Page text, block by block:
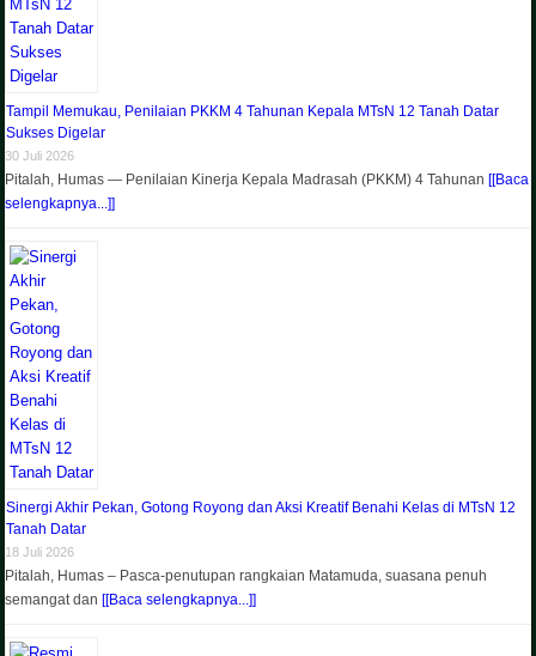
Tampil Memukau, Penilaian PKKM 4 Tahunan Kepala MTsN 12 Tanah Datar
Sukses Digelar
30 Juli 2026
Pitalah, Humas — Penilaian Kinerja Kepala Madrasah (PKKM) 4 Tahunan[[Baca
selengkapnya...]]
Sinergi Akhir Pekan, Gotong Royong dan Aksi Kreatif Benahi Kelas di MTsN 12
Tanah Datar
18 Juli 2026
Pitalah, Humas – Pasca-penutupan rangkaian Matamuda, suasana penuh
semangat dan[[Baca selengkapnya...]]